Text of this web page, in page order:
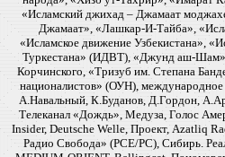
«Исламский джихад – Джамаат
Джамаат», «Лашкар-И-Тайба»,
«Исламское движение Узбекистана»,
Туркестана» (ИДВТ), «Джунд аш-
Корчинского, «Тризуб им. Степана
националистов» (ОУН),
А.Навальный, К.Буданов, Д.Гордон,
Телеканал «Дождь», Медуза, Голос
Insider, Deutsche Welle, Проект, Azatliq
Радио Свобода» (PCE/PC), Сибирь.